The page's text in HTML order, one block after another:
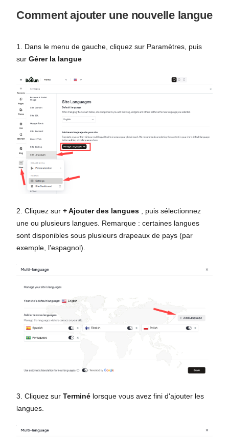
Comment ajouter une nouvelle langue
1. Dans le menu de gauche, cliquez sur Paramètres, puis
sur Gérer la langue
2. Cliquez sur + Ajouter des langues , puis sélectionnez
une ou plusieurs langues. Remarque : certaines langues
sont disponibles sous plusieurs drapeaux de pays (par
exemple, l’espagnol).
3. Cliquez sur Terminé lorsque vous avez fini d'ajouter les
langues.